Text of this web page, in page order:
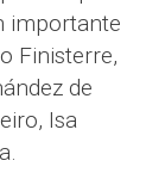
importante
Finisterre,
de
Isa